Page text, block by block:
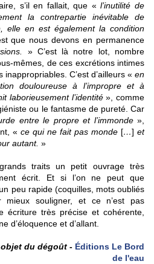
s’il en fallait, que «l’inutilité de
la contrepartie inévitable de
elle en est également la condition
que nous devons en permanence
» C’est là notre lot, nombre
mêmes, de ces excrétions intimes
C’est d’ailleurs « en
douloureuse à l’impropre et à
laborieusement l’identité», comme
ou le fantasme de pureté. Car
entre le propre et l’immonde»,
« ce qui ne fait pas monde […] et
autant. »
traits un petit ouvrage très
écrit. Et si l’on ne peut que
peu rapide (coquilles, mots oubliés
souligner, et ce n’est pas
écriture très précise et cohérente,
d’éloquence et d’allant.
du dégoût - Éditions Le Bord
de l'eau